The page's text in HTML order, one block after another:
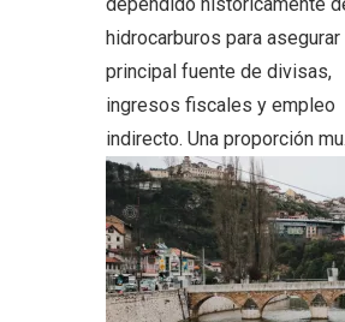
hidrocarburos para asegurar
principal fuente de divisas,
ingresos fiscales y empleo
indirecto. Una proporción